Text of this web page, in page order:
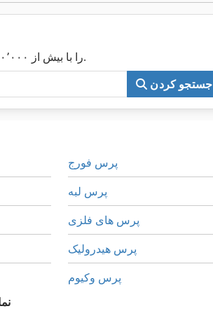
اکنون کل Machineseeker را با بیش از ۲۰۰٬۰۰۰ ماشین مستعمل جستجو کنید.
جستجو کردن
پرس فورج
پرس لبه
پرس های فلزی
پرس هیدرولیک
پرس وکیوم